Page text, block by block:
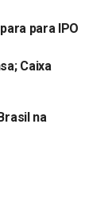
para IPO
Caixa
na